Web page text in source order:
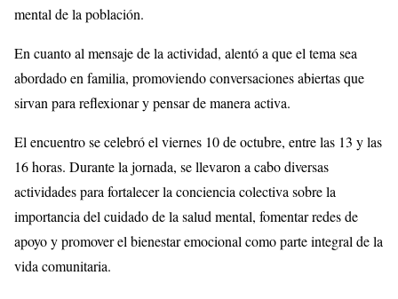
mental de la población.
En cuanto al mensaje de la actividad, alentó a que el tema sea
abordado en familia, promoviendo conversaciones abiertas que
sirvan para reflexionar y pensar de manera activa.
El encuentro se celebró el viernes 10 de octubre, entre las 13 y las
16 horas. Durante la jornada, se llevaron a cabo diversas
actividades para fortalecer la conciencia colectiva sobre la
importancia del cuidado de la salud mental, fomentar redes de
apoyo y promover el bienestar emocional como parte integral de la
vida comunitaria.